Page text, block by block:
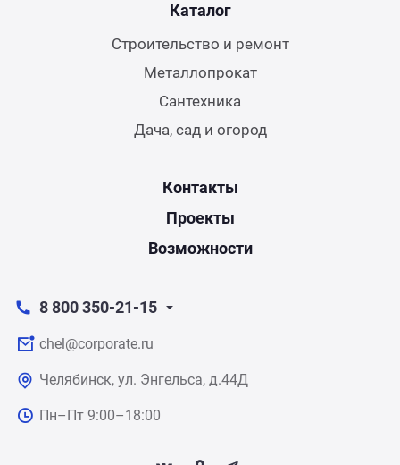
Каталог
Строительство и ремонт
Металлопрокат
Сантехника
Дача, сад и огород
Контакты
Проекты
Возможности
8 800 350-21-15
chel@corporate.ru
Челябинск, ул. Энгельса, д.44Д
Пн–Пт 9:00–18:00